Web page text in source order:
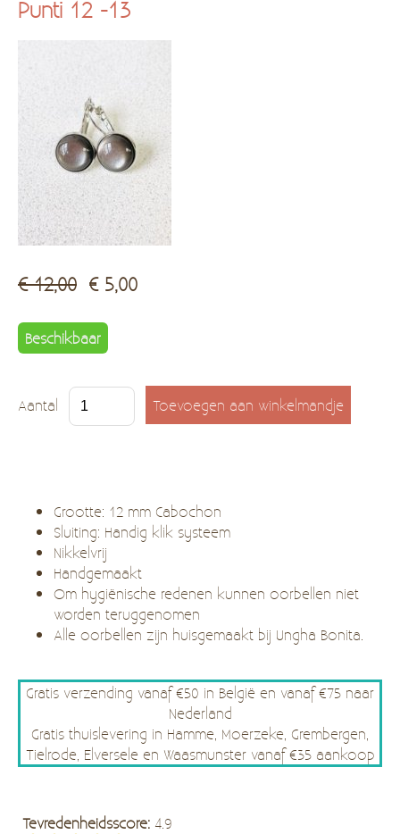
Punti 12 -13
€ 12,00 € 5,00
Beschikbaar
Aantal
Grootte: 12 mm Cabochon
Sluiting: Handig klik systeem
Nikkelvrij
Handgemaakt
Om hygiënische redenen kunnen oorbellen niet
worden teruggenomen
Alle oorbellen zijn huisgemaakt bij Ungha Bonita.
Gratis verzending vanaf €50 in België en vanaf €75 naar
Nederland
Gratis thuislevering in Hamme, Moerzeke, Grembergen,
Tielrode, Elversele en Waasmunster vanaf €35 aankoop
Tevredenheidsscore: 4.9